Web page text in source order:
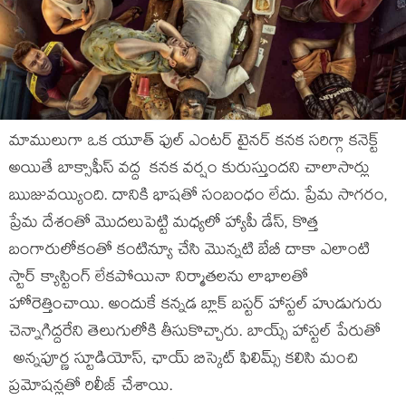
మాములుగా ఒక యూత్ ఫుల్ ఎంటర్ టైనర్ కనక సరిగ్గా కనెక్ట్
అయితే బాక్సాఫీస్ వద్ద కనక వర్షం కురుస్తుందని చాలాసార్లు
ఋజువయ్యింది. దానికి భాషతో సంబంధం లేదు. ప్రేమ సాగరం,
ప్రేమ దేశంతో మొదలుపెట్టి మధ్యలో హ్యాపీ డేస్, కొత్త
బంగారులోకంతో కంటిన్యూ చేసి మొన్నటి బేబీ దాకా ఎలాంటి
స్టార్ క్యాస్టింగ్ లేకపోయినా నిర్మాతలను లాభాలతో
హోరెత్తించాయి. అందుకే కన్నడ బ్లాక్ బస్టర్ హాస్టల్ హుడుగురు
చెన్నాగిద్దరేని తెలుగులోకి తీసుకొచ్చారు. బాయ్స్ హాస్టల్ పేరుతో
అన్నపూర్ణ స్టూడియోస్, ఛాయ్ బిస్కెట్ ఫిలిమ్స్ కలిసి మంచి
ప్రమోషన్లతో రిలీజ్ చేశాయి.